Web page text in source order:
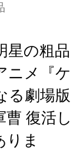
星の粗品
ニメ『ケ
る劇場版
復活し
りま